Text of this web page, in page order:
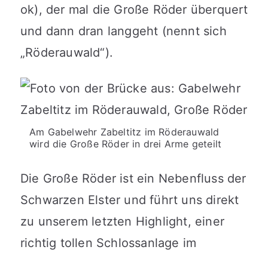
ok), der mal die Große Röder überquert
und dann dran langgeht (nennt sich
„Röderauwald“).
Am Gabelwehr Zabeltitz im Röderauwald
wird die Große Röder in drei Arme geteilt
Die Große Röder ist ein Nebenfluss der
Schwarzen Elster und führt uns direkt
zu unserem letzten Highlight, einer
richtig tollen Schlossanlage im